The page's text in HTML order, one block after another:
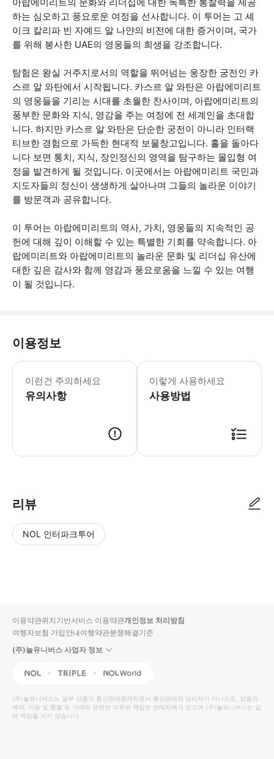
하는 심오하고 풍요로운 여정을 선사합니다. 이 투어는 고 셰
이크 칼리파 빈 자예드 알 나얀의 비전에 대한 증거이며, 국가
를 위해 봉사한 UAE의 영웅들의 희생을 강조합니다.
탐험은 왕실 거주지로서의 역할을 뛰어넘는 웅장한 궁전인 카
스르 알 와탄에서 시작됩니다. 카스르 알 와탄은 아랍에미리트
의 영웅들을 기리는 시대를 초월한 찬사이며, 아랍에미리트의
풍부한 문화와 지식, 영감을 주는 여정에 전 세계인을 초대합
니다. 하지만 카스르 알 와탄은 단순한 궁전이 아니라 인터랙
티브한 경험으로 가득한 현대적 보물창고입니다. 홀을 돌아다
니다 보면 통치, 지식, 장인정신의 영역을 탐구하는 몰입형 여
정을 발견하게 될 것입니다. 이곳에서는 아랍에미리트 국민과
지도자들의 정신이 생생하게 살아나며 그들의 놀라운 이야기
를 방문객과 공유합니다.
이 투어는 아랍에미리트의 역사, 가치, 영웅들의 지속적인 공
헌에 대해 깊이 이해할 수 있는 특별한 기회를 약속합니다. 아
랍에미리트와 아랍에미리트의 놀라운 문화 및 리더십 유산에
대한 깊은 감사와 함께 영감과 풍요로움을 느낄 수 있는 여행
이 될 것입니다.
이용정보
이런건 주의하세요
유의사항
픽업 및 하차는 아부다비에서만 가능
이렇게 사용하세요
사용방법
리뷰
NOL 인터파크투어
입니
다.
높
은
순
동
영
상
순
상
이용약관위치기반서비스 이용약관개인정보 처리방침
여행자보험 가입안내여행약관분쟁해결기준
(주)놀유니버스 사업자 정보
NOL Triple Interpark Global
(주)놀유니버스는 일부 상품의 통신판매중개자로서 통신판매의 당사자가 아니므로, 상품의
예약, 이용 및 환불 등 거래와 관련된 의무와 책임은 판매자에게 있으며 (주)놀유니버스는 일
체 책임을 지지 않습니다.